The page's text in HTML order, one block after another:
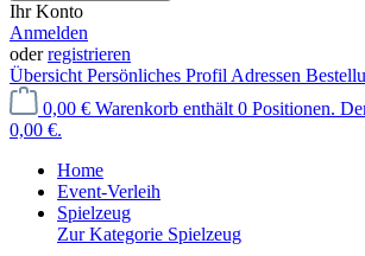
Ihr Konto
Anmelden
oderregistrieren
Übersicht Persönliches Profil Adressen
0,00 € Warenkorb enthält 0 Positionen.
0,00 €.
Home
Event-Verleih
Spielzeug
Zur Kategorie Spielzeug